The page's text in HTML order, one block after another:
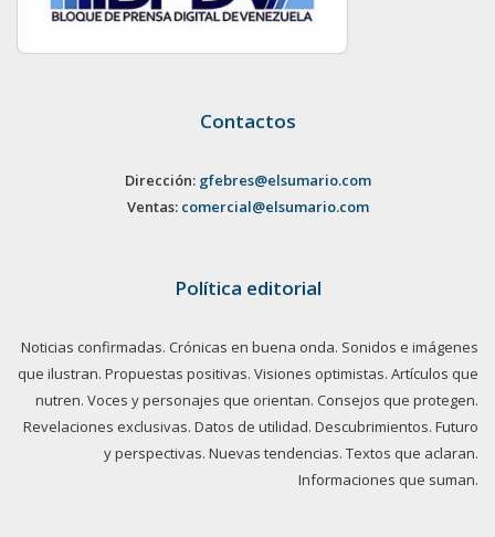
Contactos
Dirección: gfebres@elsumario.com
Ventas: comercial@elsumario.com
Política editorial
Noticias confirmadas. Crónicas en buena onda. Sonidos e imágenes
que ilustran. Propuestas positivas. Visiones optimistas. Artículos que
nutren. Voces y personajes que orientan. Consejos que protegen.
Revelaciones exclusivas. Datos de utilidad. Descubrimientos. Futuro
y perspectivas. Nuevas tendencias. Textos que aclaran.
Informaciones que suman.